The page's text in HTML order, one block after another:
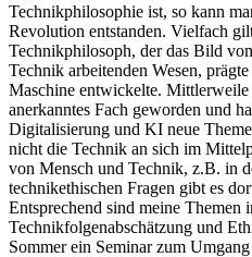
Technikphilosophie ist, so kann
Revolution entstanden. Vielfach
Technikphilosoph, der das Bild
Technik arbeitenden Wesen,
Maschine entwickelte.
anerkanntes Fach geworden und
Digitalisierung und KI neue
nicht die Technik an sich im
von Mensch und Technik, z.B. in
technikethischen Fragen gibt es
Entsprechend sind meine Themen
Technikfolgenabschätzung und
Sommer ein Seminar zum